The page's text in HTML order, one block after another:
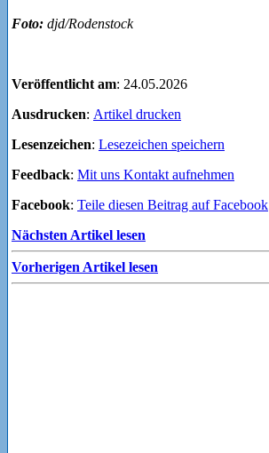
Foto: djd/Rodenstock
Veröffentlicht am: 24.05.2026
Ausdrucken: Artikel drucken
Lesenzeichen: Lesezeichen speichern
Feedback: Mit uns Kontakt aufnehmen
Facebook: Teile diesen Beitrag auf Facebook
Nächsten Artikel lesen
Vorherigen Artikel lesen